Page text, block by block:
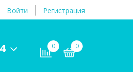
Войти Регистрация
0 0